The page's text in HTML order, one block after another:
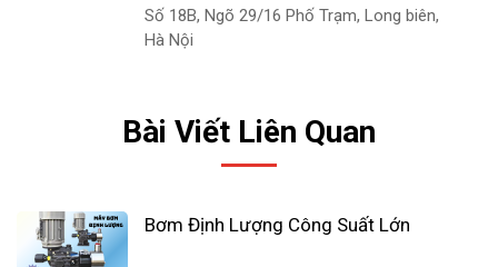
Số 18B, Ngõ 29/16 Phố Trạm, Long biên,
Hà Nội
Bài Viết Liên Quan
Bơm Định Lượng Công Suất Lớn